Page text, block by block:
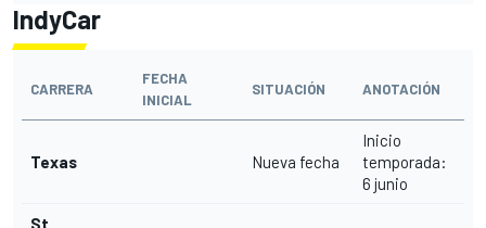
IndyCar
CARRERA
FECHA
INICIAL
SITUACIÓN ANOTACIÓN
Texas Nueva fecha
Inicio
temporada:
6 junio
St.